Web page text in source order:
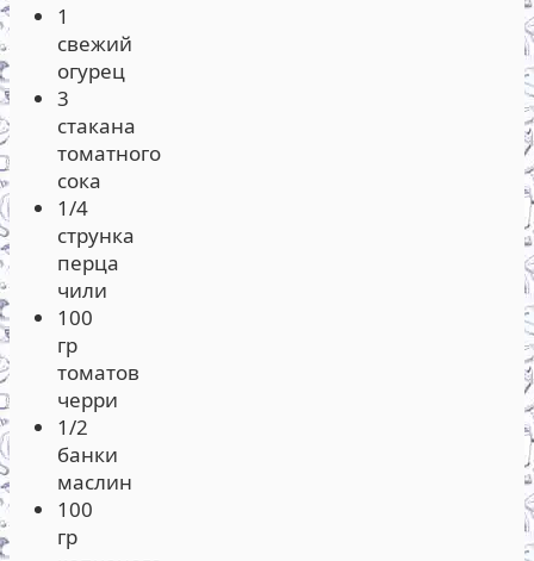
1
свежий
огурец
3
стакана
томатного
сока
1/4
струнка
перца
чили
100
гр
томатов
черри
1/2
банки
маслин
100
гр